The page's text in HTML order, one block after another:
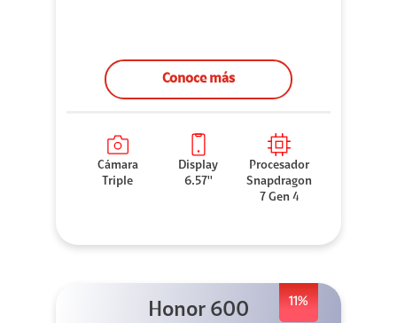
Conoce más
Cámara
Triple
Display
6.57''
Procesador
Snapdragon
7 Gen 4
11%
Honor 600